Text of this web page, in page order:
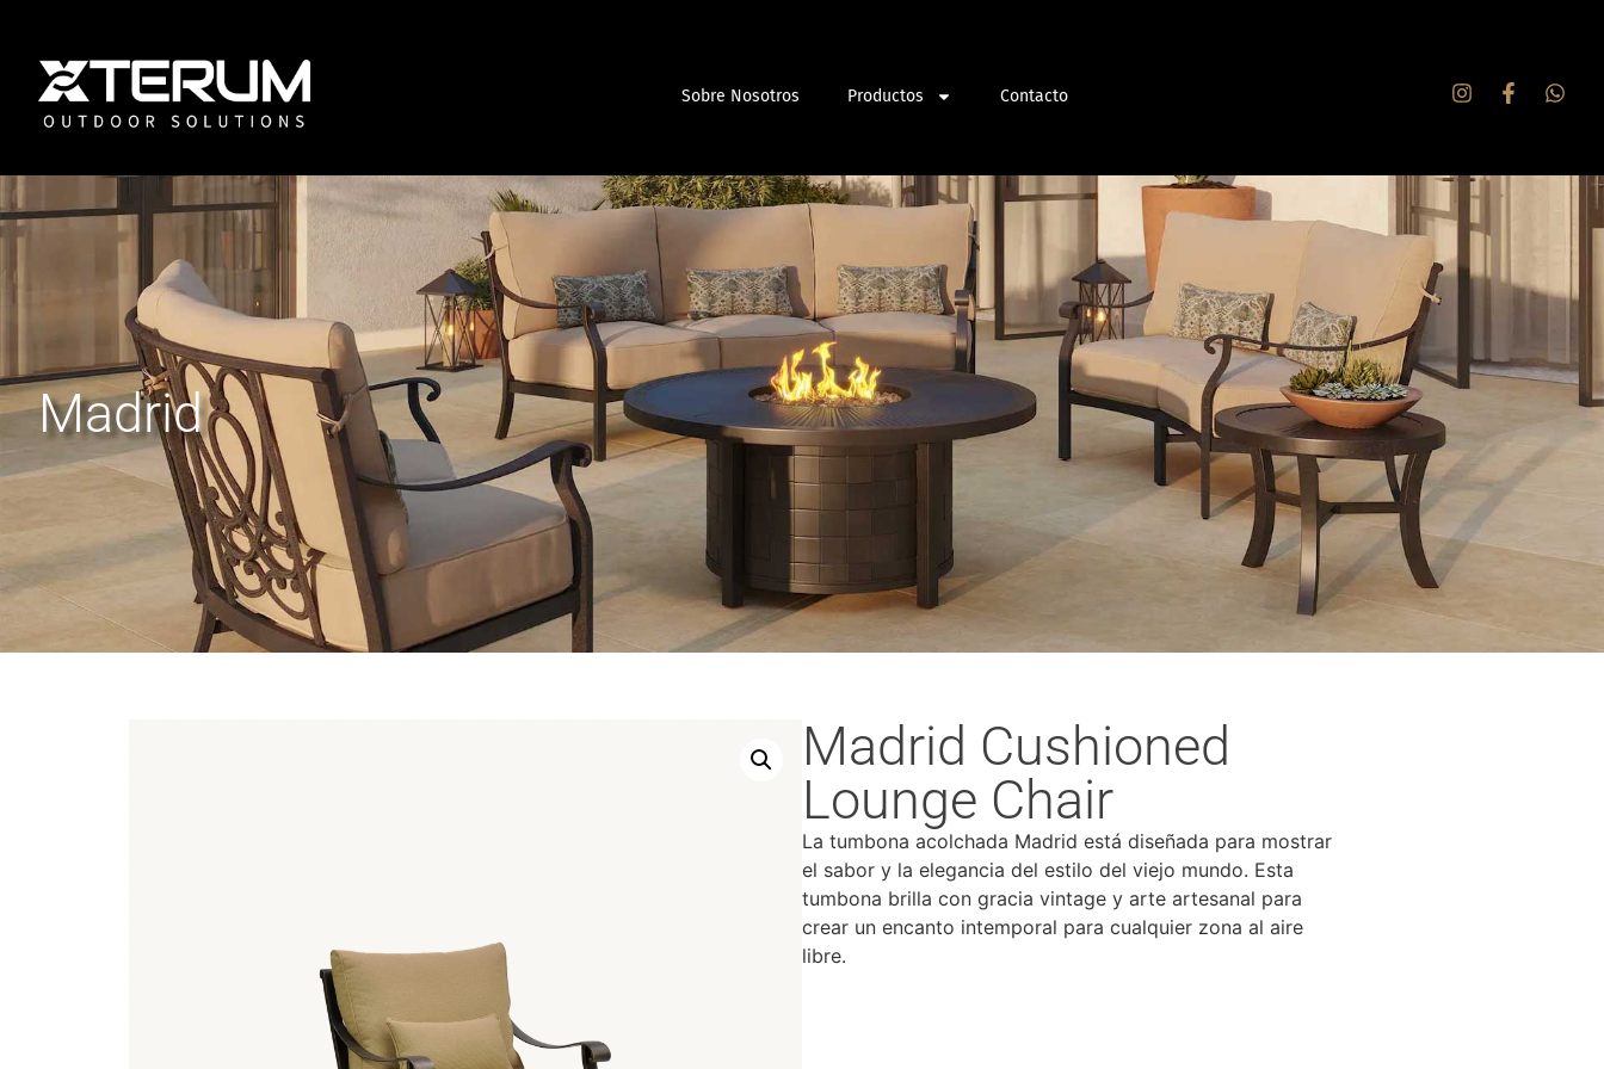
Sobre Nosotros Productos Contacto
Madrid
Madrid Cushioned
Lounge Chair
La tumbona acolchada Madrid está diseñada para mostrar
el sabor y la elegancia del estilo del viejo mundo. Esta
tumbona brilla con gracia vintage y arte artesanal para
crear un encanto intemporal para cualquier zona al aire
libre.